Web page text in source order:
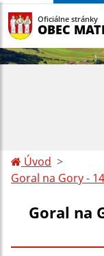
Oficiálne stránky
OBEC
Úvod
Goral na Gory -
Goral na